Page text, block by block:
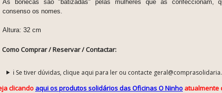
As bonecas são "batizadas" pelas mulheres que as confeccionam,
consenso os nomes.
Altura: 32 cm
Como Comprar / Reservar / Contactar:
ℹ️ Se tiver dúvidas, clique aqui para ler ou contacte
clicando aqui os produtos solidários das Oficinas O Ninho atualmente